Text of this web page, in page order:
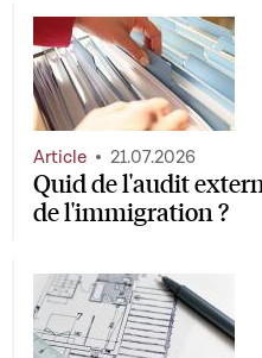
Quid de l'audit
de l'immigration ?
Article 21.07.2026